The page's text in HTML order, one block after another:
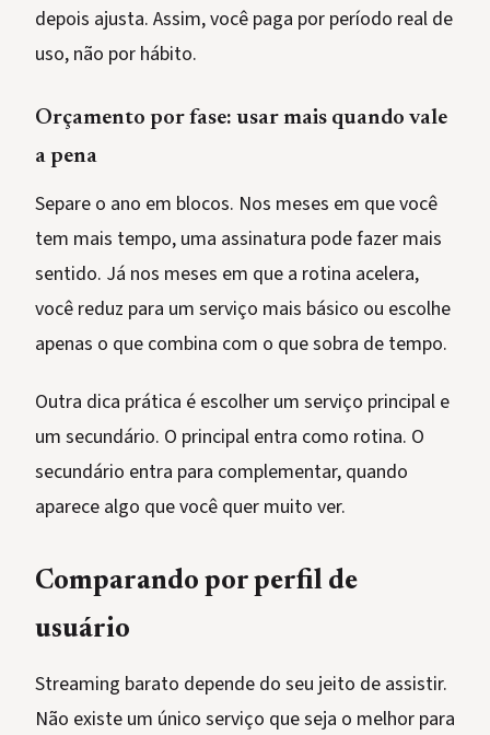
depois ajusta. Assim, você paga por período real de
uso, não por hábito.
Orçamento por fase: usar mais quando vale
a pena
Separe o ano em blocos. Nos meses em que você
tem mais tempo, uma assinatura pode fazer mais
sentido. Já nos meses em que a rotina acelera,
você reduz para um serviço mais básico ou escolhe
apenas o que combina com o que sobra de tempo.
Outra dica prática é escolher um serviço principal e
um secundário. O principal entra como rotina. O
secundário entra para complementar, quando
aparece algo que você quer muito ver.
Comparando por perfil de
usuário
Streaming barato depende do seu jeito de assistir.
Não existe um único serviço que seja o melhor para